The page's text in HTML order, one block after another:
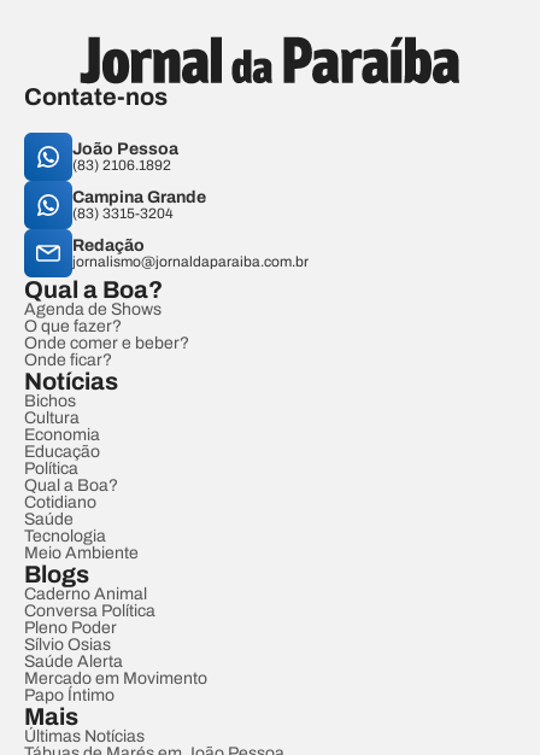
Contate-nos
João Pessoa
(83) 2106.1892
Campina Grande
(83) 3315-3204
Redação
jornalismo@jornaldaparaiba.com.br
Qual a Boa?
Agenda de Shows
O que fazer?
Onde comer e beber?
Onde ficar?
Notícias
Bichos
Cultura
Economia
Educação
Política
Qual a Boa?
Cotidiano
Saúde
Tecnologia
Meio Ambiente
Blogs
Caderno Animal
Conversa Política
Pleno Poder
Sílvio Osias
Saúde Alerta
Mercado em Movimento
Papo Íntimo
Mais
Últimas Notícias